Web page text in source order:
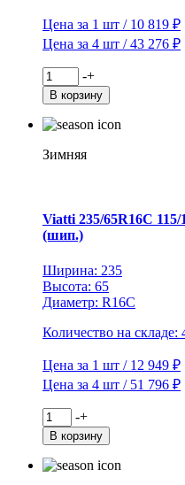
Цена за 1 шт / 10 819 ₽
Цена за 4 шт / 43 276 ₽
Количество
товара
Viatti
265/60R18
Bosco
TL
-+
В корзину
Зимняя
Viatti 235/65R16C
(шип.)
Ширина: 235
Высота: 65
Диаметр: R16C
Количество на складе:
Цена за 1 шт / 12 949 ₽
Цена за 4 шт / 51 796 ₽
Количество
товара
Viatti
235/65R16C
-+
В корзину